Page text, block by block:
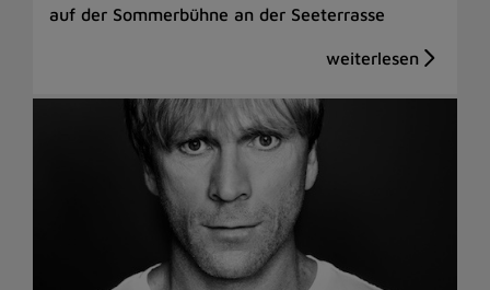
auf der Sommerbühne an der Seeterrasse